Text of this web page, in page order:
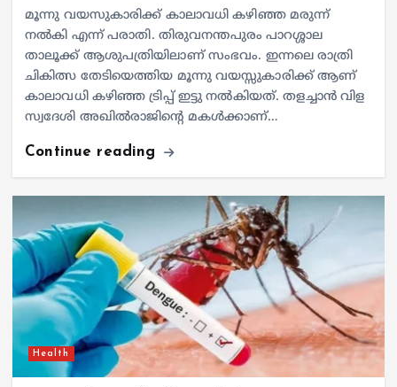
മൂന്നു വയസുകാരിക്ക് കാലാവധി കഴിഞ്ഞ മരുന്ന്
നൽകി എന്ന് പരാതി. തിരുവനന്തപുരം പാറശ്ശാല
താലൂക്ക് ആശുപത്രിയിലാണ് സംഭവം. ഇന്നലെ രാത്രി
ചികിത്സ തേടിയെത്തിയ മൂന്നു വയസ്സുകാരിക്ക് ആണ്
കാലാവധി കഴിഞ്ഞ ട്രിപ്പ് ഇട്ടു നൽകിയത്. തളച്ചാൻ വിള
സ്വദേശി അഖിൽരാജിന്റെ മകൾക്കാണ്…
Continue reading
Health